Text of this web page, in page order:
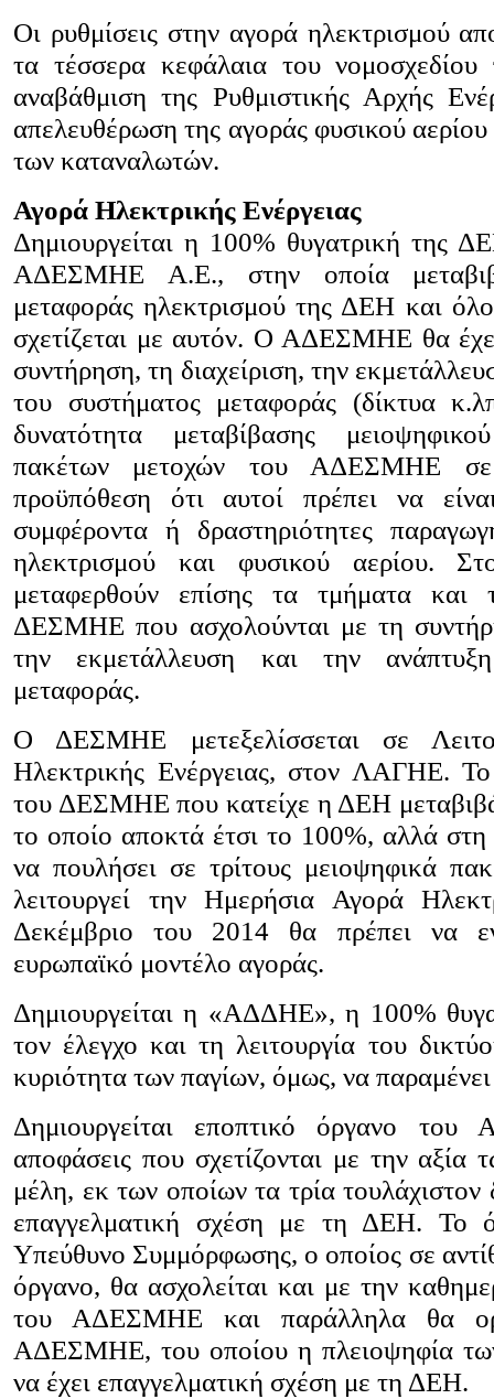
Οι ρυθμίσεις στην αγορά ηλεκτρισμού
τα τέσσερα κεφάλαια του
αναβάθμιση της Ρυθμιστικής Αρχής
απελευθέρωση της αγοράς φυσικού
των καταναλωτών.
Αγορά Ηλεκτρικής Ενέργειας
Δημιουργείται η 100% θυγατρική της
ΑΔΕΣΜΗΕ Α.Ε., στην οποία
μεταφοράς ηλεκτρισμού της ΔΕΗ και
σχετίζεται με αυτόν. Ο ΑΔΕΣΜΗΕ θα
συντήρηση, τη διαχείριση, την
του συστήματος μεταφοράς (δίκτυα
δυνατότητα μεταβίβασης
πακέτων μετοχών του ΑΔΕΣΜΗΕ σε
προϋπόθεση ότι αυτοί πρέπει να
συμφέροντα ή δραστηριότητες
ηλεκτρισμού και φυσικού αερίου.
μεταφερθούν επίσης τα τμήματα και
ΔΕΣΜΗΕ που ασχολούνται με τη
την εκμετάλλευση και την
μεταφοράς.
Ο ΔΕΣΜΗΕ μετεξελίσσεται σε
Ηλεκτρικής Ενέργειας, στον ΛΑΓΗΕ.
του ΔΕΣΜΗΕ που κατείχε η ΔΕΗ
το οποίο αποκτά έτσι το 100%, αλλά στη
να πουλήσει σε τρίτους μειοψηφικά
λειτουργεί την Ημερήσια Αγορά
Δεκέμβριο του 2014 θα πρέπει να
ευρωπαϊκό μοντέλο αγοράς.
Δημιουργείται η «ΑΔΔΗΕ», η 100%
τον έλεγχο και τη λειτουργία του
κυριότητα των παγίων, όμως, να
Δημιουργείται εποπτικό όργανο
αποφάσεις που σχετίζονται με την αξία
μέλη, εκ των οποίων τα τρία τουλάχιστον
επαγγελματική σχέση με τη ΔΕΗ. Το
Υπεύθυνο Συμμόρφωσης, ο οποίος σε
όργανο, θα ασχολείται και με την
του ΑΔΕΣΜΗΕ και παράλληλα θα
ΑΔΕΣΜΗΕ, του οποίου η πλειοψηφία
να έχει επαγγελματική σχέση με τη ΔΕΗ.